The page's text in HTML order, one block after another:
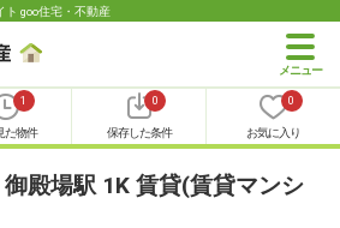
ト goo住宅・不動産
1
た物件
0
保存した条件
0
お気に入り
殿場駅 1K 賃貸(賃貸マンシ